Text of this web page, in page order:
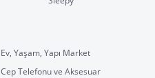
Ev, Yaşam, Yapı Market
Cep Telefonu ve Aksesuar